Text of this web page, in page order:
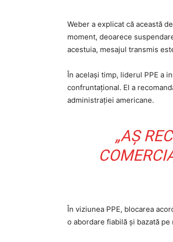
Weber a explicat că această
moment, deoarece
acestuia, mesajul transmis
În același timp, liderul PPE a
confruntațional. El a
administrației americane.
„AȘ
În viziunea PPE, blocarea
o abordare fiabilă și bazată